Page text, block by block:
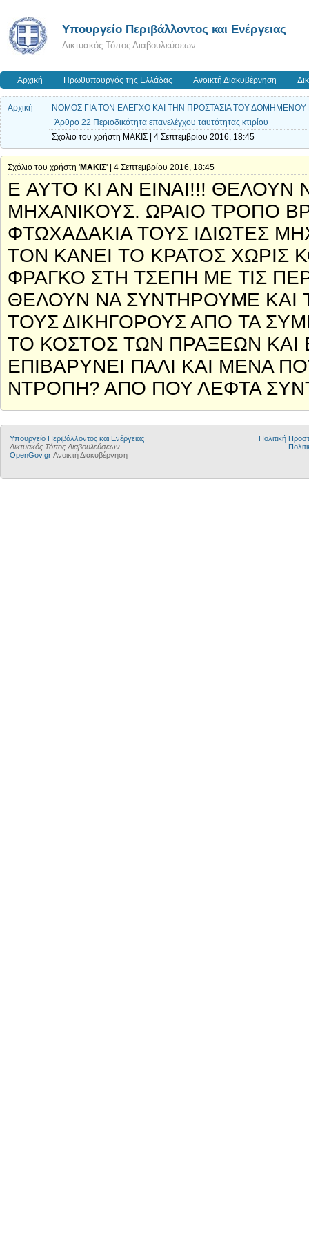
Yπουργείο Περιβάλλοντος και Ενέργειας
Δικτυακός Τόπος Διαβουλεύσεων
Αρχική Πρωθυπουργός της Ελλάδας Ανοικτή Διακυβέρνηση
Αρχική
ΝΟΜΟΣ ΓΙΑ ΤΟΝ ΕΛΕΓΧΟ ΚΑΙ ΤΗΝ ΠΡΟΣΤΑΣΙΑ ΤΟΥ
Άρθρο 22 Περιοδικότητα επανελέγχου ταυτότητας κτιρίου
Σχόλιο του χρήστη ΜΑΚΙΣ | 4 Σεπτεμβρίου 2016, 18:45
Σχόλιο του χρήστη 'ΜΑΚΙΣ' | 4 Σεπτεμβρίου 2016, 18:45
Ε AYTO KI AN EINAI!!!
ΜΗΧΑΝΙΚΟΥΣ. ΩΡΑΙΟ ΤΡΟΠΟ
ΦΤΩΧΑΔΑΚΙΑ ΤΟΥΣ ΙΔΙΩΤΕΣ
ΤΟΝ ΚΑΝΕΙ ΤΟ ΚΡΑΤΟΣ ΧΩΡΙΣ
ΦΡΑΓΚΟ ΣΤΗ ΤΣΕΠΗ ΜΕ ΤΙΣ
ΘΕΛΟΥΝ ΝΑ ΣΥΝΤΗΡΟΥΜΕ ΚΑΙ
ΤΟΥΣ ΔΙΚΗΓΟΡΟΥΣ ΑΠΟ ΤΑ
ΤΟ ΚΟΣΤΟΣ ΤΩΝ ΠΡΑΞΕΩΝ ΚΑΙ
ΕΠΙΒΑΡΥΝΕΙ ΠΑΛΙ ΚΑΙ ΜΕΝΑ
ΝΤΡΟΠΗ? ΑΠΟ ΠΟΥ ΛΕΦΤΑ
Yπουργείο Περιβάλλοντος και Ενέργειας
Δικτυακός Τόπος Διαβουλεύσεων
OpenGov.gr Ανοικτή Διακυβέρνηση
Πολιτική